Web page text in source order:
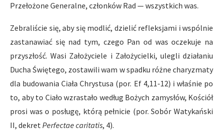
Przełożone Generalne, członków Rad — wszystkich was.
Zebraliście się, aby się modlić, dzielić refleksjami i wspólnie
zastanawiać się nad tym, czego Pan od was oczekuje na
przyszłość. Wasi Założyciele i Założycielki, ulegli działaniu
Ducha Świętego, zostawili wam w spadku różne charyzmaty
dla budowania Ciała Chrystusa (por. Ef 4,11-12) i właśnie po
to, aby to Ciało wzrastało według Bożych zamysłów, Kościół
prosi was o posługę, którą pełnicie (por. Sobór Watykański
II, dekretPerfectae caritatis, 4).